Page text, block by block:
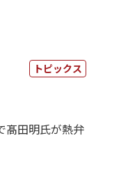
トピックス
髙田明氏が熱弁